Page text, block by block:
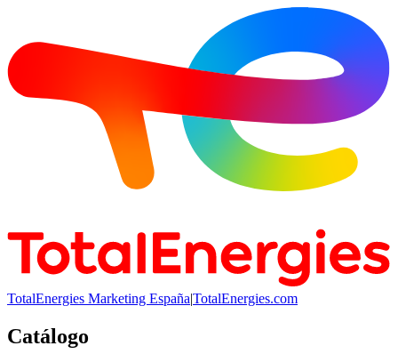
TotalEnergies Marketing España|TotalEnergies.com
Catálogo